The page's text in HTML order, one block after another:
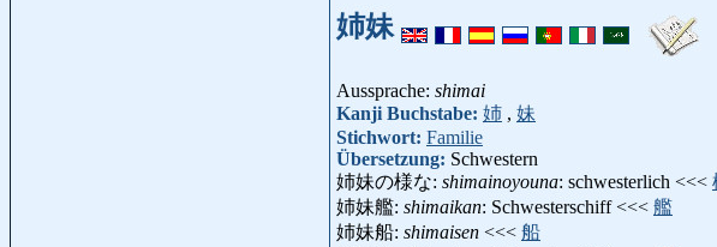
姉妹
Aussprache: shimai
Kanji Buchstabe: 姉 , 妹
Stichwort: Familie
Übersetzung: Schwestern
姉妹の様な: shimainoyouna: schwesterlich <<<
姉妹艦: shimaikan: Schwesterschiff <<< 艦
姉妹船: shimaisen <<< 船